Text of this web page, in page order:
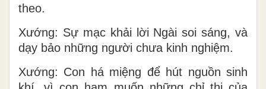
theo.
Xướng: Sự mạc khải lời Ngài soi sáng, và
dạy bảo những người chưa kinh nghiệm.
Xướng: Con há miệng để hút nguồn sinh